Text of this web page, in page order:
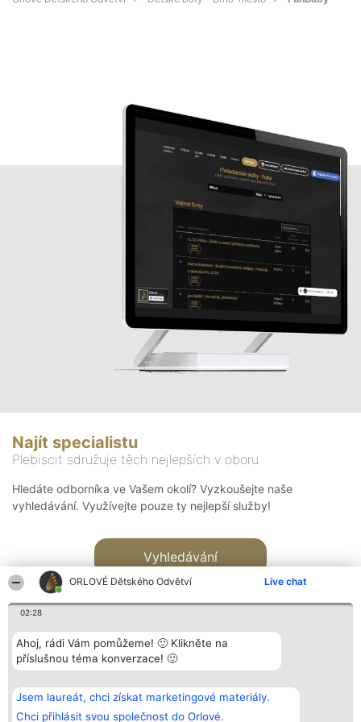
ORLOVÉ Dětského Odvětví Live chat
02:28
Ahoj, rádi Vám pomůžeme! 🙂 Klikněte na
příslušnou téma konverzace! 🙂
Jsem laureát, chci získat marketingové materiály.
Chci přihlásit svou společnost do Orlové.
Najít specialistu
Plebiscit sdružuje těch nejlepších v oboru
Hledáte odborníka ve Vašem okolí? Vyzkoušejte naše
vyhledávání. Využívejte pouze ty nejlepší služby!
Vyhledávání
Bright Side Solutions sp. z o.
o. sp. k.
ul. Ruska 22
Vítězové
Seznam všech
laureátů
Kontakt